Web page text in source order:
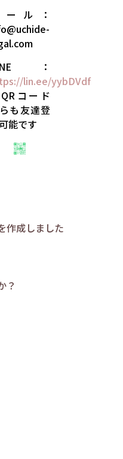
ール：
：
lin.ee/yybDVdf
コード
も友達登
能です
作成しました
？